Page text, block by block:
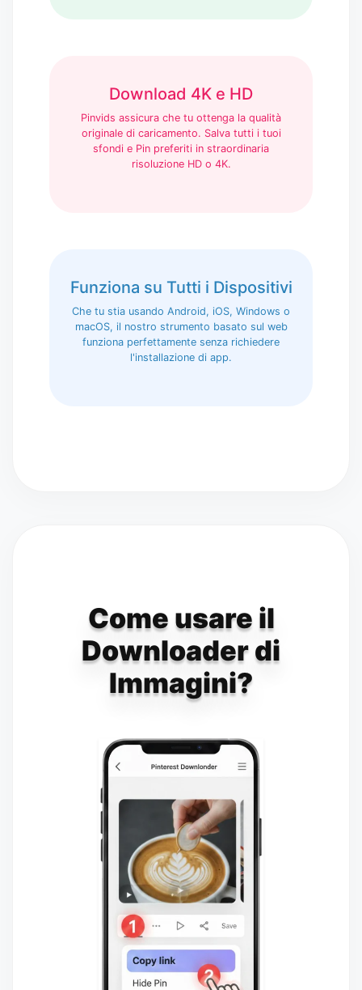
Download 4K e HD
Pinvids assicura che tu ottenga la qualità
originale di caricamento. Salva tutti i tuoi
sfondi e Pin preferiti in straordinaria
risoluzione HD o 4K.
Funziona su Tutti i Dispositivi
Che tu stia usando Android, iOS, Windows o
macOS, il nostro strumento basato sul web
funziona perfettamente senza richiedere
l'installazione di app.
Come usare il
Downloader di
Immagini?